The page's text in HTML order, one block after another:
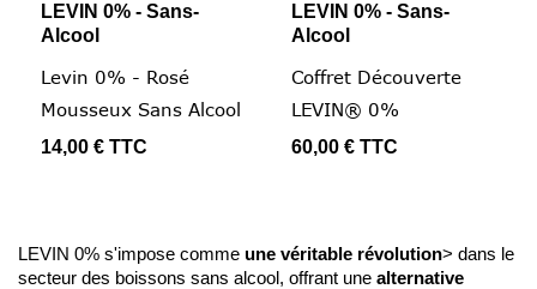
LEVIN 0% - Sans-
Alcool
Levin 0% - Rosé
Mousseux Sans Alcool
14,00 € TTC
LEVIN 0% - Sans-
Alcool
Coffret Découverte
LEVIN® 0%
60,00 € TTC
LEVIN 0% s'impose comme une véritable révolution> dans le
secteur des boissons sans alcool, offrant une alternative